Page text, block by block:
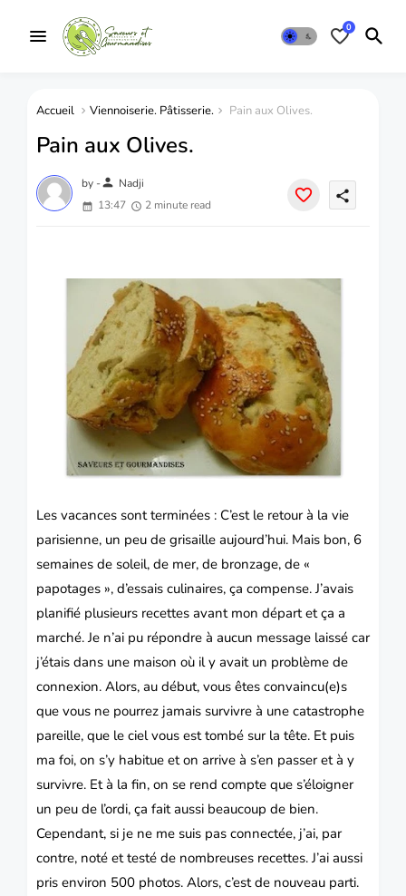
0
Accueil Viennoiserie. Pâtisserie. Pain aux Olives.
Pain aux Olives.
by -person Nadji
13:47
2 minute read
share
Les vacances sont terminées : C’est le retour à la vie
parisienne, un peu de grisaille aujourd’hui. Mais bon, 6
semaines de soleil, de mer, de bronzage, de «
papotages », d’essais culinaires, ça compense. J’avais
planifié plusieurs recettes avant mon départ et ça a
marché. Je n’ai pu répondre à aucun message laissé car
j’étais dans une maison où il y avait un problème de
connexion. Alors, au début, vous êtes convaincu(e)s
que vous ne pourrez jamais survivre à une catastrophe
pareille, que le ciel vous est tombé sur la tête. Et puis
ma foi, on s’y habitue et on arrive à s’en passer et à y
survivre. Et à la fin, on se rend compte que s’éloigner
un peu de l’ordi, ça fait aussi beaucoup de bien.
Cependant, si je ne me suis pas connectée, j’ai, par
contre, noté et testé de nombreuses recettes. J’ai aussi
pris environ 500 photos. Alors, c’est de nouveau parti.